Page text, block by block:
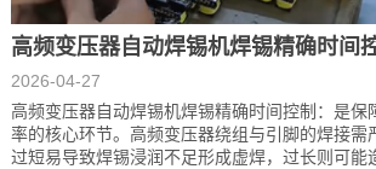
高频变压器自动焊锡机焊锡精确时间
2026-04-27
高频变压器自动焊锡机焊锡精确时间控制：是保
率的核心环节。高频变压器绕组与引脚的焊接需
过短易导致焊锡浸润不足形成虚焊，过长则可能